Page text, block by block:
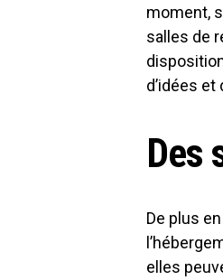
moment,
salles de
d’idées
Des
De plus
elles